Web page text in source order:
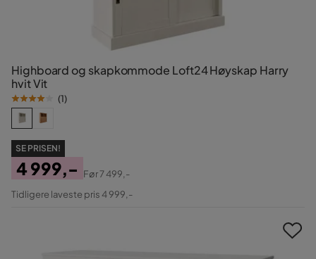
Highboard og skapkommode Loft24 Høyskap Harry
hvit Vit
(1)
SE PRISEN!
Pris
4 999,-
Original
Før7 499,-
Tidligere laveste pris 4 999,-